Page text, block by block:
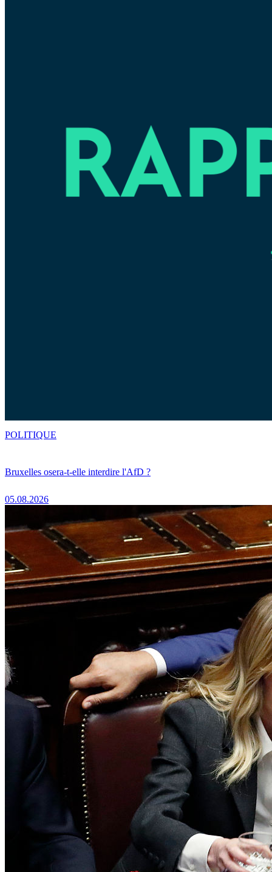
Bruxelles osera-t-elle interdire l'AfD ?
05.08.2026
POLITIQUE